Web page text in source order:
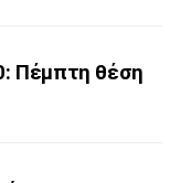
Πέμπτη θέση